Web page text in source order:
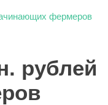
фермеров
рублей